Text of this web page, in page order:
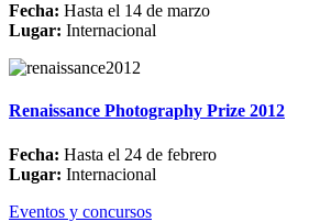
Fecha: Hasta el 14 de marzo
Lugar: Internacional
Renaissance Photography Prize 2012
Fecha: Hasta el 24 de febrero
Lugar: Internacional
Eventos y concursos